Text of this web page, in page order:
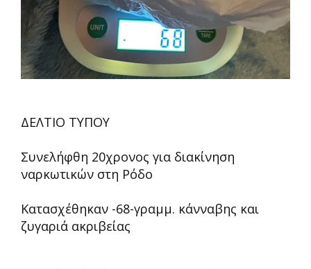
ΔΕΛΤΙΟ ΤΥΠΟΥ
Συνελήφθη 20χρονος για διακίνηση
ναρκωτικών στη Ρόδο
Κατασχέθηκαν -68-γραμμ. κάνναβης και
ζυγαριά ακριβείας